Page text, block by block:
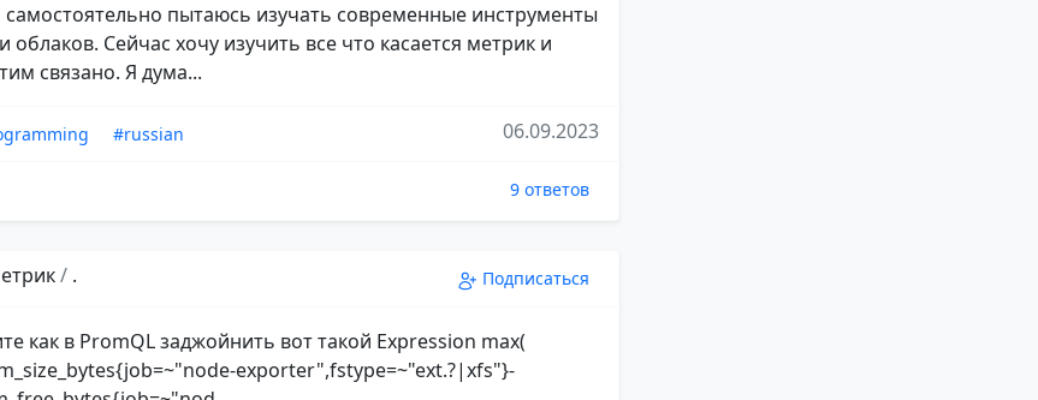
самостоятельно пытаюсь изучать современные инструменты
облаков. Сейчас хочу изучить все что касается метрик и
связано. Я дума...
#russian 06.09.2023
9 ответов
/ . Подписаться
как в PromQL заджойнить вот такой Expression max(
exporter",fstype=~"ext.?|xfs"}-